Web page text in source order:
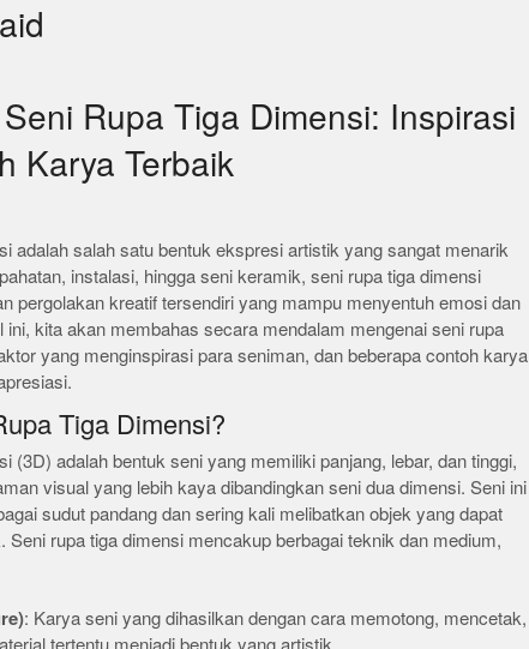
Rupa Tiga Dimensi: Inspirasi
Karya Terbaik
adalah salah satu bentuk ekspresi artistik yang sangat menarik
instalasi, hingga seni keramik, seni rupa tiga dimensi
pergolakan kreatif tersendiri yang mampu menyentuh emosi dan
ini, kita akan membahas secara mendalam mengenai seni rupa
yang menginspirasi para seniman, dan beberapa contoh karya
Tiga Dimensi?
(3D) adalah bentuk seni yang memiliki panjang, lebar, dan tinggi,
visual yang lebih kaya dibandingkan seni dua dimensi. Seni ini
sudut pandang dan sering kali melibatkan objek yang dapat
Seni rupa tiga dimensi mencakup berbagai teknik dan medium,
: Karya seni yang dihasilkan dengan cara memotong, mencetak,